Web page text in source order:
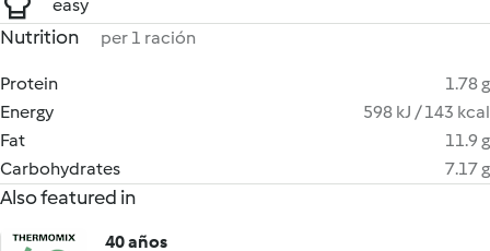
easy
Nutrition per 1 ración
Protein
1.78 g
Energy
598 kJ / 143 kcal
Fat
11.9 g
Carbohydrates
7.17 g
Also featured in
40 años